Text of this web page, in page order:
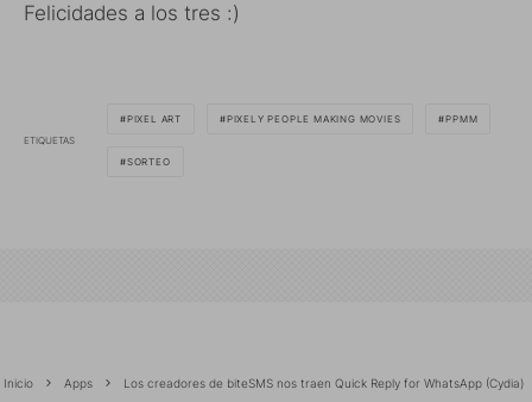
Felicidades a los tres :)
ETIQUETAS
PIXEL ART PIXELY PEOPLE MAKING MOVIES PPMM
SORTEO
Inicio Apps Los creadores de biteSMS nos traen Quick Reply for WhatsApp (Cydia)